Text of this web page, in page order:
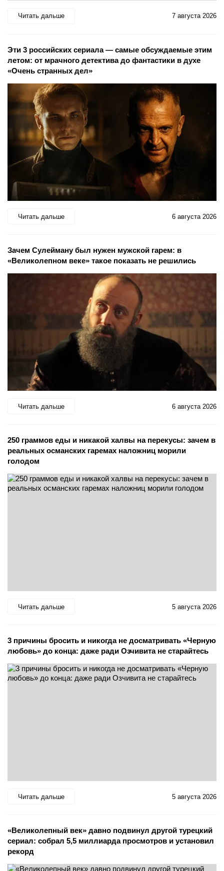
Читать дальше 7 августа 2026
Эти 3 российских сериала — самые обсуждаемые этим
летом: от мрачного детектива до фантастики в духе
«Очень странных дел»
Читать дальше 6 августа 2026
Зачем Сулейману был нужен мужской гарем: в
«Великолепном веке» такое показать не решились
Читать дальше 6 августа 2026
250 граммов еды и никакой халвы на перекусы: зачем в
реальных османских гаремах наложниц морили
голодом
Читать дальше 5 августа 2026
3 причины бросить и никогда не досматривать «Черную
любовь» до конца: даже ради Озчивита не старайтесь
Читать дальше 5 августа 2026
«Великолепный век» давно подвинул другой турецкий
сериал: собрал 5,5 миллиарда просмотров и установил
рекорд